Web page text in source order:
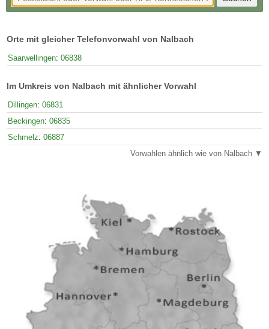
Orte mit gleicher Telefonvorwahl von Nalbach
Saarwellingen: 06838
Im Umkreis von Nalbach mit ähnlicher Vorwahl
Dillingen: 06831
Beckingen: 06835
Schmelz: 06887
Vorwahlen ähnlich wie von Nalbach ▼